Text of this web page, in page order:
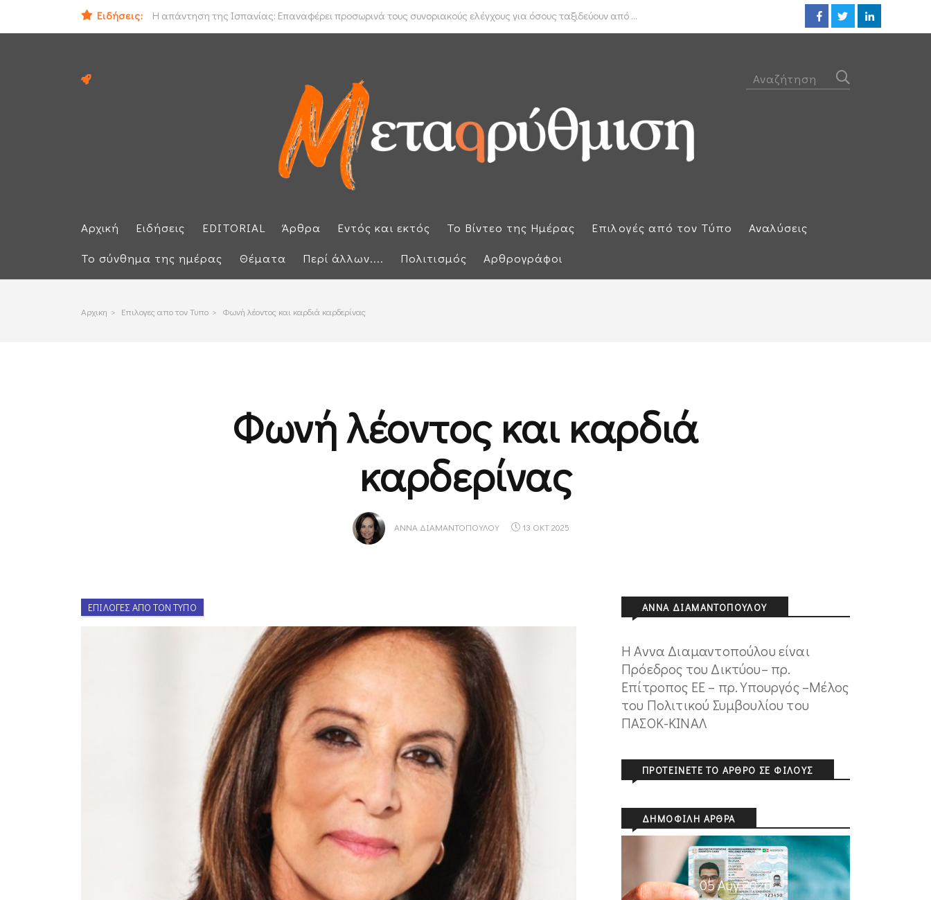
Ειδήσεις:
Η απάντηση της Ισπανίας: Επαναφέρει προσωρινά τους συνοριακούς ελέγχους για όσους ταξιδεύουν από ...
Ο εισαγγελέας του Αρείου Πάγου Ε. Μπακέλας απέρριψε αιτήσεις για να ανασυρθεί από το αρχείο η ... ΟΟΣΑ: Στην τελευταία θέση η
Αρχική Ειδήσεις EDITORIAL Άρθρα Εντός και εκτός Το Βίντεο της Ημέρας Επιλογές από τον Τύπο
Αναλύσεις
Το σύνθημα της ημέρας
Θέματα Περί άλλων.... Πολιτισμός Αρθρογράφοι
Αρχικη > Επιλογες απο τον Τυπο > Φωνή λέοντος και καρδιά καρδερίνας
Φωνή λέοντος και καρδιά
καρδερίνας
ΑΝΝΑ ΔΙΑΜΑΝΤΟΠΟΎΛΟΥ 13 ΟΚΤ 2025
ΕΠΙΛΟΓΈΣ ΑΠΌ ΤΟΝ ΤΎΠΟ ΑΝΝΑ ΔΙΑΜΑΝΤΟΠΟΎΛΟΥ
Η Αννα Διαμαντοπούλου είναι
Πρόεδρος του Δικτύου– πρ.
Επίτροπος ΕΕ – πρ. Υπουργός –Μέλος
του Πολιτικού Συμβουλίου του
ΠΑΣΟΚ-ΚΙΝΑΛ
ΠΡΟΤΕΊΝΕΤΕ ΤΟ ΆΡΘΡΟ ΣΕ ΦΊΛΟΥΣ
ΔΗΜΟΦΙΛΉ ΆΡΘΡΑ
05 Αυγ 2026